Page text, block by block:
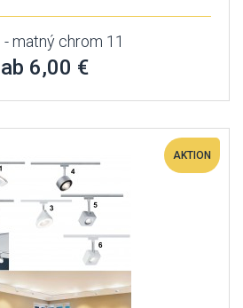
- matný chrom 11
ab 6,00 €
AKTION